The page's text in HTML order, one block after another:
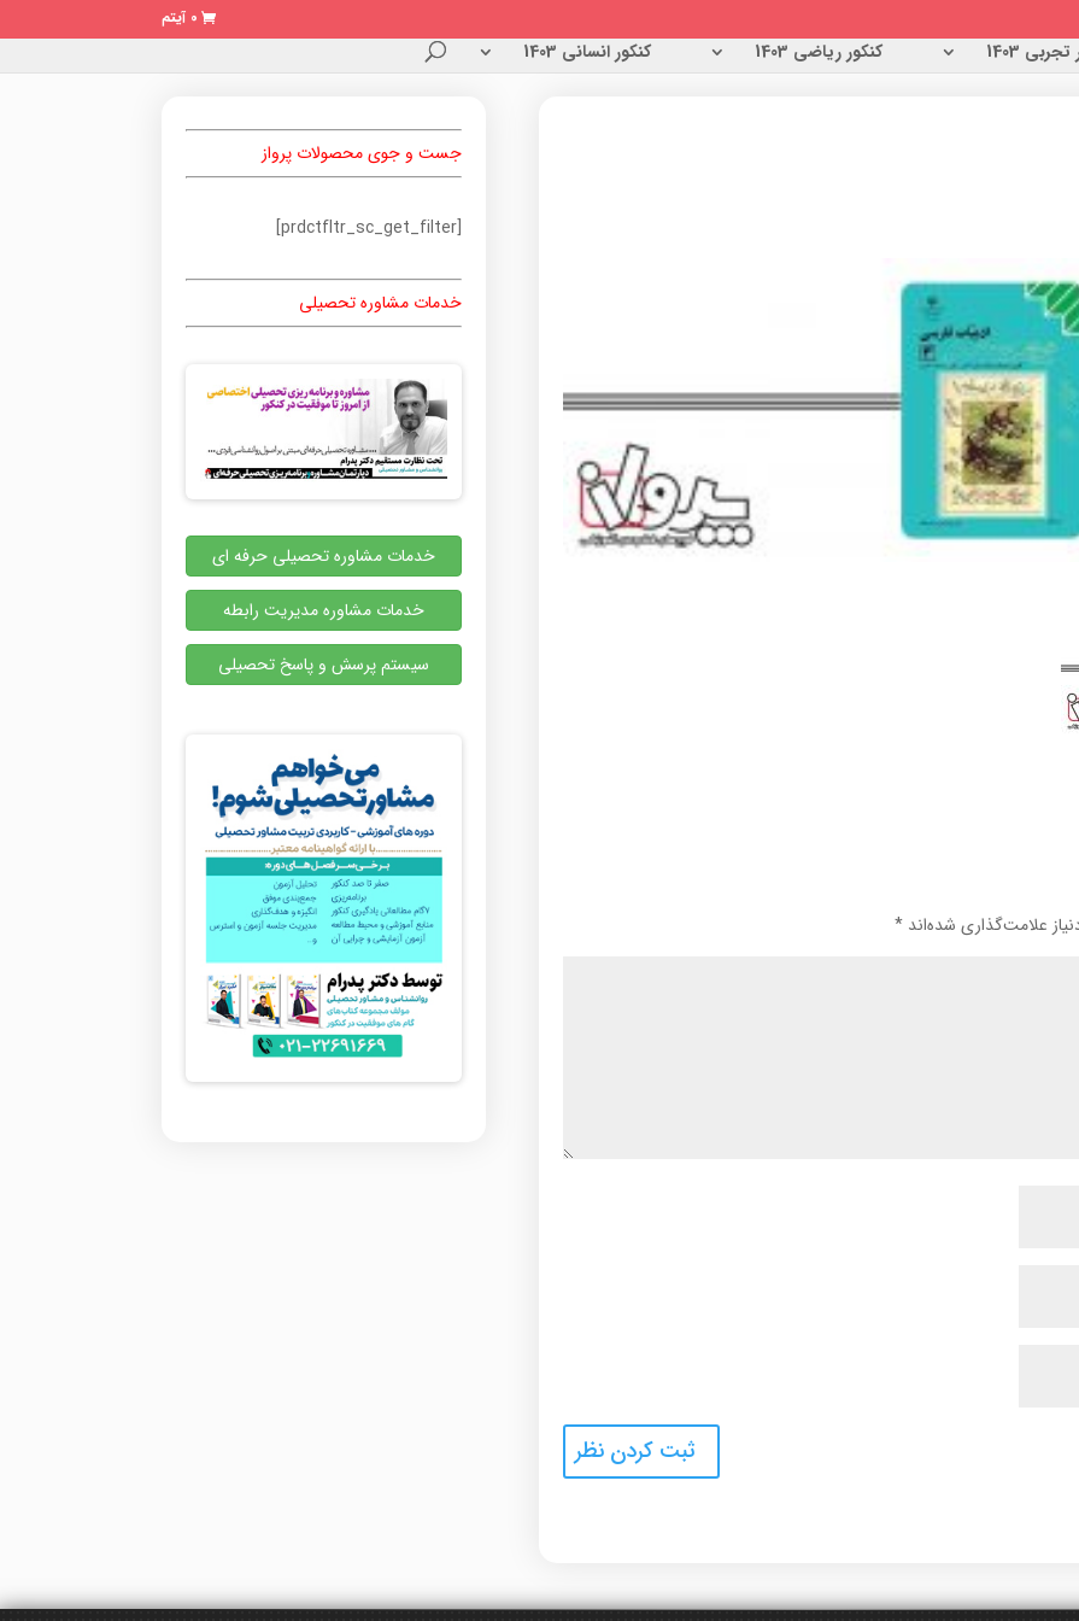
0 آیتم
1403 کنکور ریاضی 1403 کنکور انسانی 1403
علامت‌گذاری شده‌اند*
جست و جوی محصولات پرواز
[prdctfltr_sc_get_filter]
خدمات مشاوره تحصیلی
خدمات مشاوره تحصیلی حرفه ای
خدمات مشاوره مدیریت رابطه
سیستم پرسش و پاسخ تحصیلی